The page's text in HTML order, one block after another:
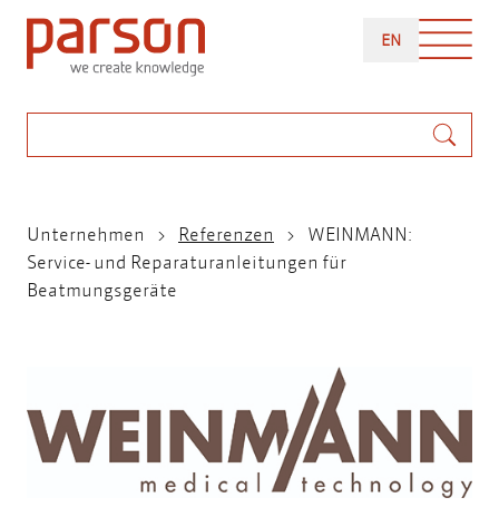
Direkt
zum
Inhalt
ENENGLISH
Pfadnavigation
Unternehmen Referenzen
WEINMANN:
Service- und Reparaturanleitungen für
Beatmungsgeräte